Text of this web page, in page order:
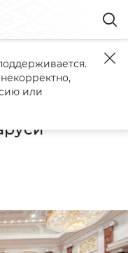
разных
или